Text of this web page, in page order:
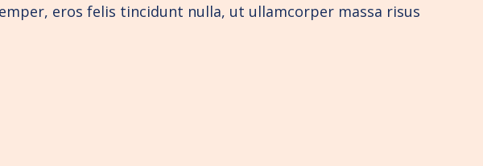
eros felis tincidunt nulla, ut ullamcorper massa risus